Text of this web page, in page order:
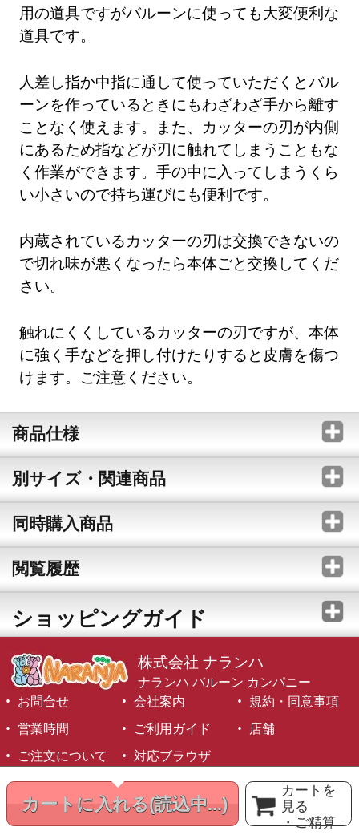
カートに入れる(読込中...)
カートを
見る
・ご精算
用の道具ですがバルーンに使っても大変便利な
道具です。
人差し指か中指に通して使っていただくとバル
ーンを作っているときにもわざわざ手から離す
ことなく使えます。また、カッターの刃が内側
にあるため指などが刃に触れてしまうこともな
く作業ができます。手の中に入ってしまうくら
い小さいので持ち運びにも便利です。
内蔵されているカッターの刃は交換できないの
で切れ味が悪くなったら本体ごと交換してくだ
さい。
触れにくくしているカッターの刃ですが、本体
に強く手などを押し付けたりすると皮膚を傷つ
けます。ご注意ください。
商品仕様
別サイズ・関連商品
同時購入商品
閲覧履歴
ショッピングガイド
株式会社 ナランハ
ナランハ バルーン カンパニー
お問合せ
会社案内
規約・同意事項
営業時間
ご利用ガイド
店舗
ご注文について
対応ブラウザ
©1999-2026 NARANJA Inc. All Rights Reserved.